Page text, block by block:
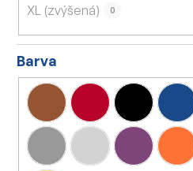
XL (zvýšená) 0
Barva